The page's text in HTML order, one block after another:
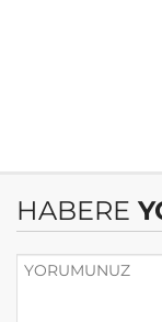
HABERE